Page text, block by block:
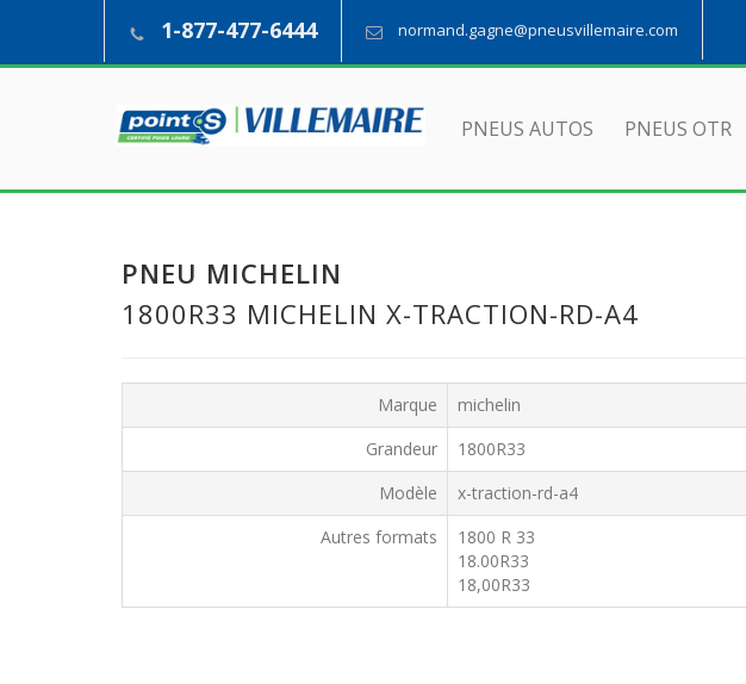
1-877-477-6444 normand.gagne@pneusvillemaire.com
PNEUS AUTOS PNEUS OTR
PNEU MICHELIN
1800R33 MICHELIN X-TRACTION-RD-A4
Marque
michelin
Grandeur
1800R33
Modèle
x-traction-rd-a4
Autres formats
1800 R 33
18.00R33
18,00R33